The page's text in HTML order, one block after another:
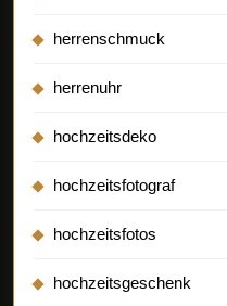
herrenschmuck
herrenuhr
hochzeitsdeko
hochzeitsfotograf
hochzeitsfotos
hochzeitsgeschenk